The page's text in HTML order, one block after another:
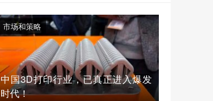
中国3D打印行业，已真正进入爆发
时代！
市场和策略